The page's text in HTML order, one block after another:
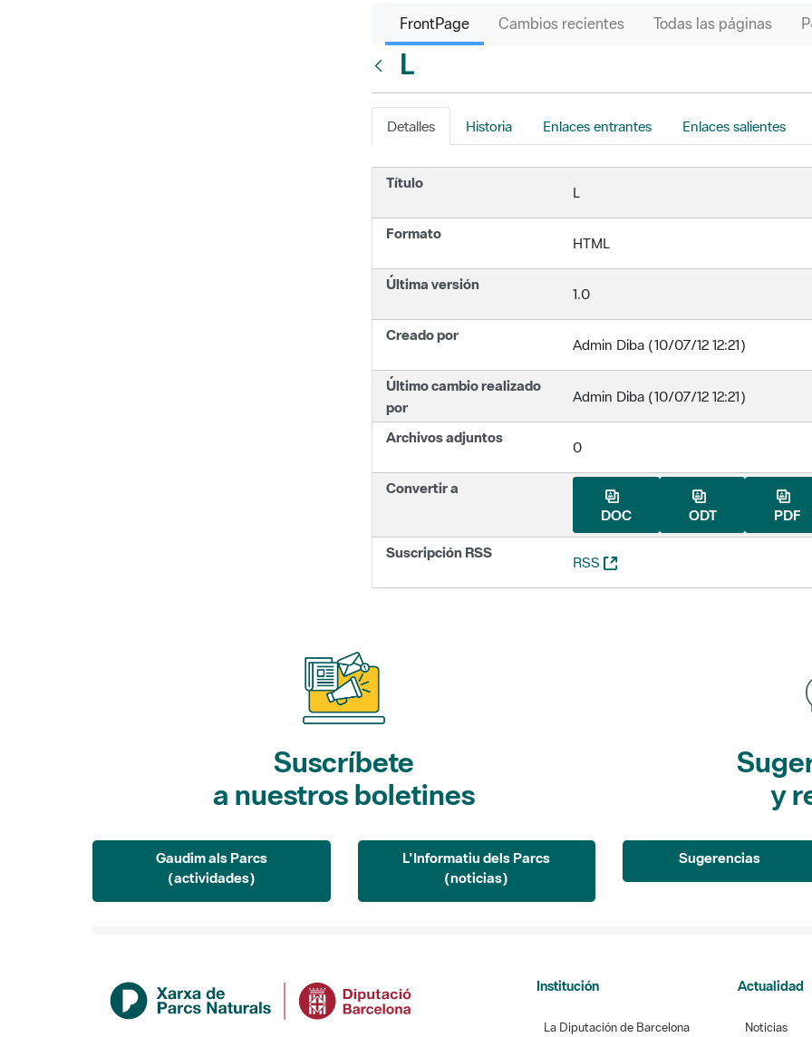
FrontPage Cambios recientes Todas las páginas
L
Detalles Historia Enlaces entrantes Enlaces salientes
Título
L
Formato
HTML
Última versión
1.0
Creado por
Admin Diba (10/07/12 12:21)
Último cambio realizado
por
Admin Diba (10/07/12 12:21)
Archivos adjuntos
0
Convertir a
DOC
ODT PDF
Suscripción RSS
RSS (Abre una nueva ventana)
Suscríbete
a nuestros boletines
Gaudim als Parcs
(actividades)
L'Informatiu dels Parcs
(noticias)
y
Sugerencias
Institución
La Diputación de Barcelona
Actualidad
Noticias